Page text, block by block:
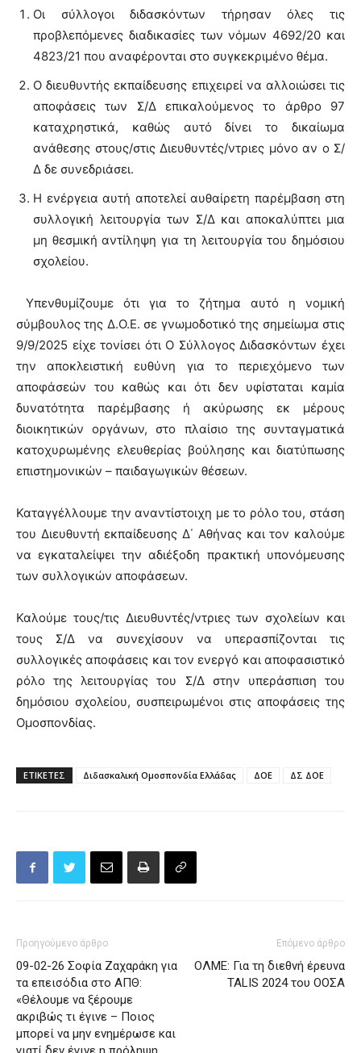
Οι σύλλογοι διδασκόντων τήρησαν όλες τις
προβλεπόμενες διαδικασίες των νόμων 4692/20 και
4823/21 που αναφέρονται στο συγκεκριμένο θέμα.
Ο διευθυντής εκπαίδευσης επιχειρεί να αλλοιώσει τις
αποφάσεις των Σ/Δ επικαλούμενος το άρθρο 97
καταχρηστικά, καθώς αυτό δίνει το δικαίωμα
ανάθεσης στους/στις Διευθυντές/ντριες μόνο αν ο Σ/
Δ δε συνεδριάσει.
Η ενέργεια αυτή αποτελεί αυθαίρετη παρέμβαση στη
συλλογική λειτουργία των Σ/Δ και αποκαλύπτει μια
μη θεσμική αντίληψη για τη λειτουργία του δημόσιου
σχολείου.
Υπενθυμίζουμε ότι για το ζήτημα αυτό η νομική
σύμβουλος της Δ.Ο.Ε. σε γνωμοδοτικό της σημείωμα στις
9/9/2025 είχε τονίσει ότι Ο Σύλλογος Διδασκόντων έχει
την αποκλειστική ευθύνη για το περιεχόμενο των
αποφάσεών του καθώς και ότι δεν υφίσταται καμία
δυνατότητα παρέμβασης ή ακύρωσης εκ μέρους
διοικητικών οργάνων, στο πλαίσιο της συνταγματικά
κατοχυρωμένης ελευθερίας βούλησης και διατύπωσης
επιστημονικών – παιδαγωγικών θέσεων.
Καταγγέλλουμε την αναντίστοιχη με το ρόλο του, στάση
του Διευθυντή εκπαίδευσης Δ΄ Αθήνας και τον καλούμε
να εγκαταλείψει την αδιέξοδη πρακτική υπονόμευσης
των συλλογικών αποφάσεων.
Καλούμε τους/τις Διευθυντές/ντριες των σχολείων και
τους Σ/Δ να συνεχίσουν να υπερασπίζονται τις
συλλογικές αποφάσεις και τον ενεργό και αποφασιστικό
ρόλο της λειτουργίας του Σ/Δ στην υπεράσπιση του
δημόσιου σχολείου, συσπειρωμένοι στις αποφάσεις της
Ομοσπονδίας.
ΕΤΙΚΕΤΕΣ Διδασκαλική Ομοσπονδία Ελλάδας ΔΟΕ ΔΣ ΔΟΕ
Προηγούμενο άρθρο
09-02-26 Σοφία Ζαχαράκη για
τα επεισόδια στο ΑΠΘ:
«Θέλουμε να ξέρουμε
ακριβώς τι έγινε – Ποιος
μπορεί να μην ενημέρωσε και
Επόμενο άρθρο
ΟΛΜΕ: Για τη διεθνή έρευνα
TALIS 2024 του ΟΟΣΑ